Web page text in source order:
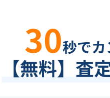
30秒でカ
【無料】査